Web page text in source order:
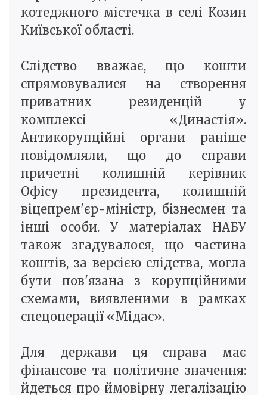
котеджного містечка в селі Козин
Київської області.
Слідство вважає, що кошти
спрямовувалися на створення
приватних резиденцій у
комплексі «Династія».
Антикорупційні органи раніше
повідомляли, що до справи
причетні колишній керівник
Офісу президента, колишній
віцепрем'єр-міністр, бізнесмен та
інші особи. У матеріалах НАБУ
також згадувалося, що частина
коштів, за версією слідства, могла
бути пов'язана з корупційними
схемами, виявленими в рамках
спецоперації «Мідас».
Для держави ця справа має
фінансове та політичне значення:
йдеться про ймовірну легалізацію